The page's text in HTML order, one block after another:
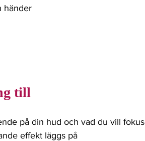
händer
till
på din hud och vad du vill
effekt läggs på